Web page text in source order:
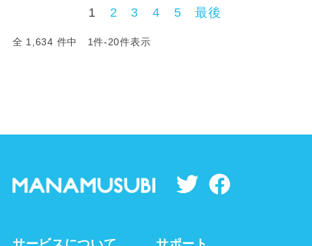
1 2 3 4 5 最後
全 1,634 件中 1件-20件表示